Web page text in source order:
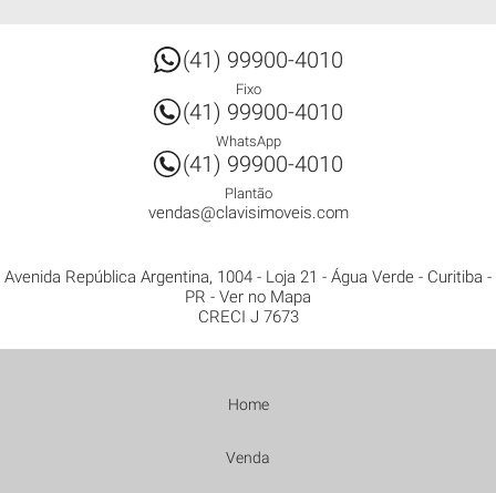
(41) 99900-4010
Fixo
(41) 99900-4010
WhatsApp
(41) 99900-4010
Plantão
vendas@clavisimoveis.com
Avenida República Argentina, 1004 - Loja 21 - Água Verde - Curitiba -
PR - Ver no Mapa
CRECI J 7673
Home
Venda